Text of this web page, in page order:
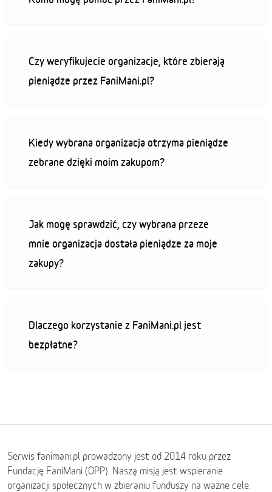
Czy weryfikujecie organizacje, które zbierają
pieniądze przez FaniMani.pl?
Kiedy wybrana organizacja otrzyma pieniądze
zebrane dzięki moim zakupom?
Jak mogę sprawdzić, czy wybrana przeze
mnie organizacja dostała pieniądze za moje
zakupy?
Dlaczego korzystanie z FaniMani.pl jest
bezpłatne?
Serwis fanimani.pl prowadzony jest od 2014 roku przez
Fundację FaniMani (OPP). Naszą misją jest wspieranie
organizacji społecznych w zbieraniu funduszy na ważne cele.